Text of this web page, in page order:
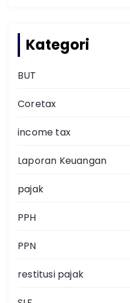
Kategori
BUT
Coretax
income tax
Laporan Keuangan
pajak
PPH
PPN
restitusi pajak